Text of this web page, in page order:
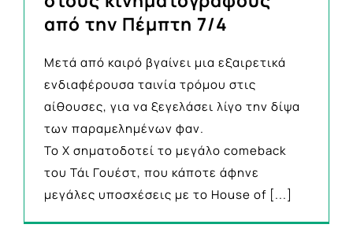
από την Πέμπτη 7/4
Μετά από καιρό βγαίνει μια εξαιρετικά
ενδιαφέρουσα ταινία τρόμου στις
αίθουσες, για να ξεγελάσει λίγο την δίψα
των παραμελημένων φαν.
Το Χ σηματοδοτεί το μεγάλο comeback
του Τάι Γουέστ, που κάποτε άφηνε
μεγάλες υποσχέσεις με το House of [...]